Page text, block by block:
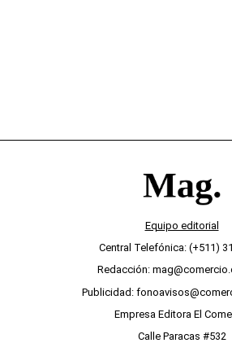
Equipo editorial
Central Telefónica: (+511)
Redacción:
Publicidad:
Empresa Editora El
Calle Paracas #532